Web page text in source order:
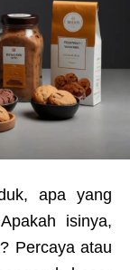
apa yang
isinya,
Percaya atau